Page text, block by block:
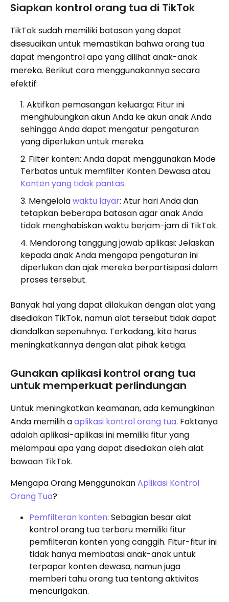
Siapkan kontrol orang tua di TikTok
TikTok sudah memiliki batasan yang dapat
disesuaikan untuk memastikan bahwa orang tua
dapat mengontrol apa yang dilihat anak-anak
mereka. Berikut cara menggunakannya secara
efektif:
Aktifkan pemasangan keluarga: Fitur ini
menghubungkan akun Anda ke akun anak Anda
sehingga Anda dapat mengatur pengaturan
yang diperlukan untuk mereka.
Filter konten: Anda dapat menggunakan Mode
Terbatas untuk memfilter Konten Dewasa atau
Konten yang tidak pantas.
Mengelolawaktu layar: Atur hari Anda dan
tetapkan beberapa batasan agar anak Anda
tidak menghabiskan waktu berjam-jam di TikTok.
Mendorong tanggung jawab aplikasi: Jelaskan
kepada anak Anda mengapa pengaturan ini
diperlukan dan ajak mereka berpartisipasi dalam
proses tersebut.
Banyak hal yang dapat dilakukan dengan alat yang
disediakan TikTok, namun alat tersebut tidak dapat
diandalkan sepenuhnya. Terkadang, kita harus
meningkatkannya dengan alat pihak ketiga.
Gunakan aplikasi kontrol orang tua
untuk memperkuat perlindungan
Untuk meningkatkan keamanan, ada kemungkinan
Anda memilih aaplikasi kontrol orang tua. Faktanya
adalah aplikasi-aplikasi ini memiliki fitur yang
melampaui apa yang dapat disediakan oleh alat
bawaan TikTok.
Mengapa Orang MenggunakanAplikasi Kontrol
Orang Tua?
Pemfilteran konten: Sebagian besar alat
kontrol orang tua terbaru memiliki fitur
pemfilteran konten yang canggih. Fitur-fitur ini
tidak hanya membatasi anak-anak untuk
terpapar konten dewasa, namun juga
memberi tahu orang tua tentang aktivitas
mencurigakan.